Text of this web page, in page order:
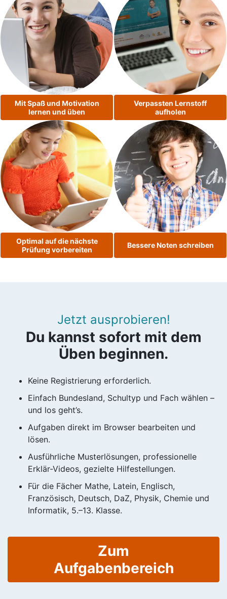
Mit Spaß und Motivation
lernen und üben
Verpassten Lernstoff
aufholen
Optimal auf die nächste
Prüfung vorbereiten
Bessere Noten schreiben
Jetzt ausprobieren!
Du kannst sofort mit dem
Üben beginnen.
Keine Registrierung erforderlich.
Einfach Bundesland, Schultyp und Fach wählen –
und los geht’s.
Aufgaben direkt im Browser bearbeiten und
lösen.
Ausführliche Musterlösungen, professionelle
Erklär-Videos, gezielte Hilfestellungen.
Für die Fächer Mathe, Latein, Englisch,
Französisch, Deutsch, DaZ, Physik, Chemie und
Informatik, 5.–13. Klasse.
Zum
Aufgabenbereich